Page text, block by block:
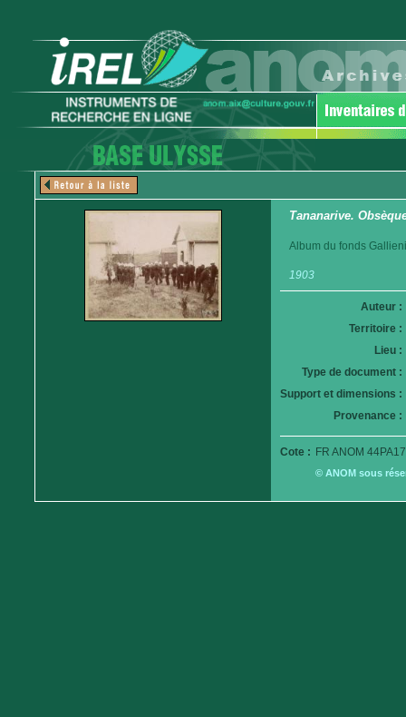
Tananarive.
Album du fonds
1903
Auteur :
Territoire :
Lieu :
Type de document :
Support et dimensions :
Provenance :
Cote : FR ANOM
© ANOM sous